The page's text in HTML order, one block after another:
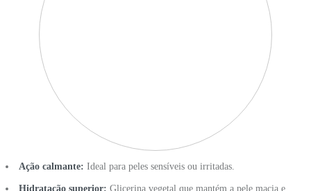
Ação calmante: Ideal para peles sensíveis ou irritadas.
Hidratação superior: Glicerina vegetal que mantém a pele macia e